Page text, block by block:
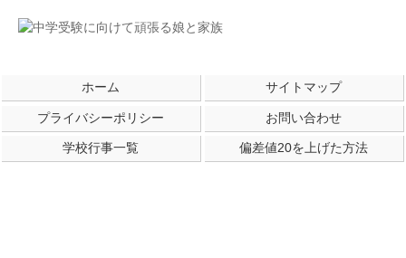
ホーム サイトマップ
プライバシーポリシー お問い合わせ
学校行事一覧 偏差値20を上げた方法